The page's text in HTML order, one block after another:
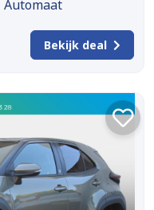
Automaat
Bekijk deal